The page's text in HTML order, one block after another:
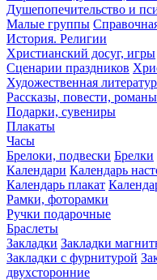
Душепопечительство и
Малые группы
История. Религии
Христианский досуг, игры
Сценарии праздников
Художественная
Рассказы, повести, романы
Подарки, сувениры
Плакаты
Часы
Брелоки, подвески Брелки
Календари Календарь
Календарь плакат
Рамки, фоторамки
Ручки подарочные
Браслеты
Закладки Закладки
Закладки с фурнитурой
двухсторонние